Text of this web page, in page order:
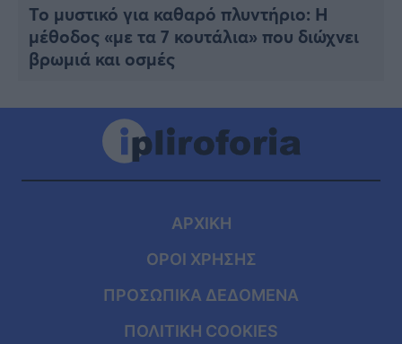
Το μυστικό για καθαρό πλυντήριο: Η
μέθοδος «με τα 7 κουτάλια» που διώχνει
βρωμιά και οσμές
ΑΡΧΙΚΗ
ΟΡΟΙ ΧΡΗΣΗΣ
ΠΡΟΣΩΠΙΚΑ ΔΕΔΟΜΕΝΑ
ΠΟΛΙΤΙΚΗ COOKIES